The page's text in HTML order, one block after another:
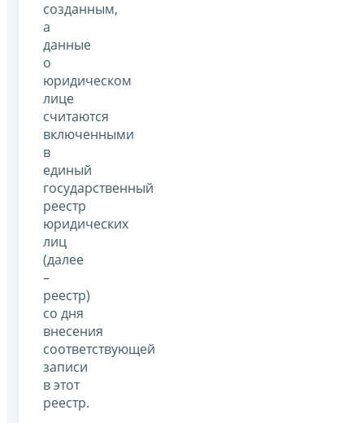
созданным,
а
данные
о
юридическом
лице
считаются
включенными
в
единый
государственный
реестр
юридических
лиц
(далее
–
реестр)
со дня
внесения
соответствующей
записи
в этот
реестр.